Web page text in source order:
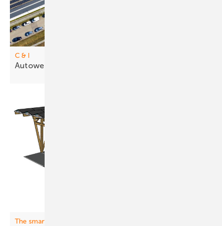
C & I
Autowe rke stellen auf Solarstrom
The smarter E Award